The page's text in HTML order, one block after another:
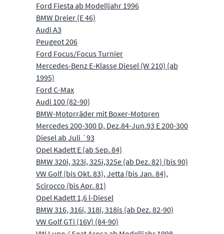
Ford Fiesta ab Modelljahr 1996
BMW Dreier (E 46)
Audi A3
Peugeot 206
Ford Focus/Focus Turnier
Mercedes-Benz E-Klasse Diesel (W 210) (ab
1995)
Ford C-Max
Audi 100 (82-90)
BMW-Motorräder mit Boxer-Motoren
Mercedes 200-300 D, Dez.84-Jun.93 E 200-300
Diesel ab Juli ´93
Opel Kadett E (ab Sep. 84)
BMW 320i, 323i, 325i,325e (ab Dez. 82) (bis 90)
VW Golf (bis Okt. 83), Jetta (bis Jan. 84),
Scirocco (bis Apr. 81)
Opel Kadett 1,6 l-Diesel
BMW 316, 316i, 318i, 318is (ab Dez. 82-90)
VW Golf GTi (16V) (84-90)